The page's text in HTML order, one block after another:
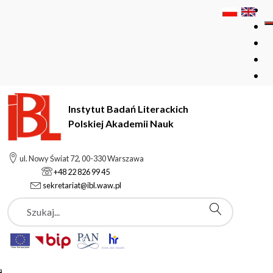
Instytut Badań Literackich
Polskiej Akademii Nauk
ul. Nowy Świat 72, 00-330 Warszawa
+48 22 826 99 45
sekretariat@ibl.waw.pl
Szukaj
Instytut Badań Literackich Polskiej Akademii Nauk
Wiktor Maksimowicz Żyrmunski
Podstrony